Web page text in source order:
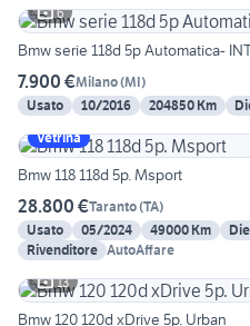
6
Bmw serie 118d 5p Automatica-
7.900 €Milano(MI)
Usato
10/2016 204850 Km
Vetrina
Bmw 118 118d 5p. Msport
28.800 €Taranto(TA)
Usato
05/2024 49000 Km
Rivenditore AutoAffare
13
Bmw 120 120d xDrive 5p. Urban